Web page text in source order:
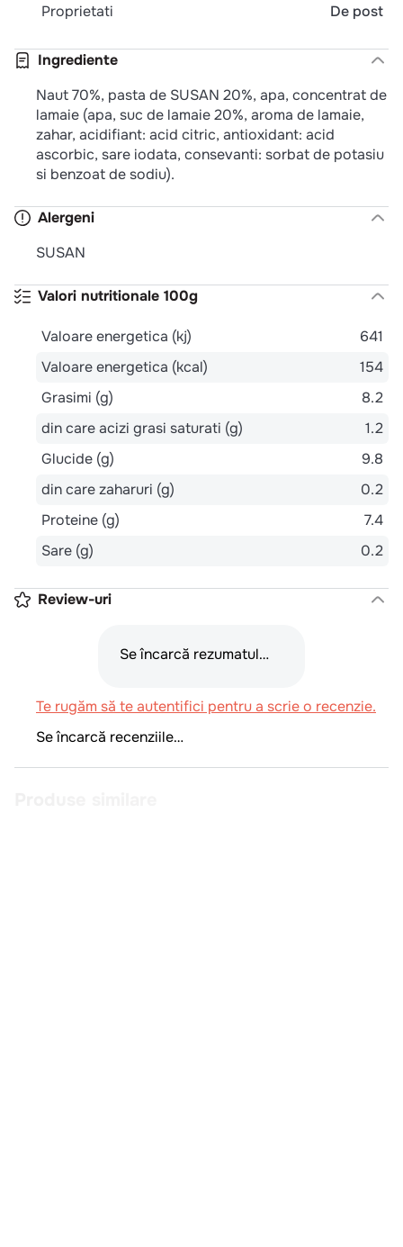
Proprietati
De post
Ingrediente
Naut 70%, pasta de SUSAN 20%, apa, concentrat de
lamaie (apa, suc de lamaie 20%, aroma de lamaie,
zahar, acidifiant: acid citric, antioxidant: acid
ascorbic, sare iodata, consevanti: sorbat de potasiu
si benzoat de sodiu).
Alergeni
SUSAN
Valori nutritionale 100g
Valoare energetica (kj)
641
Valoare energetica (kcal)
154
Grasimi (g)
8.2
din care acizi grasi saturati (g)
1.2
Glucide (g)
9.8
din care zaharuri (g)
0.2
Proteine (g)
7.4
Sare (g)
0.2
Review-uri
Se încarcă rezumatul…
Te rugăm să te autentifici pentru a scrie o recenzie.
Se încarcă recenziile…